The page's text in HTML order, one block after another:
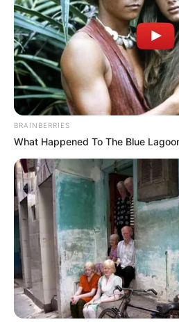
BRAINBERRIES
What Happened To The Blue